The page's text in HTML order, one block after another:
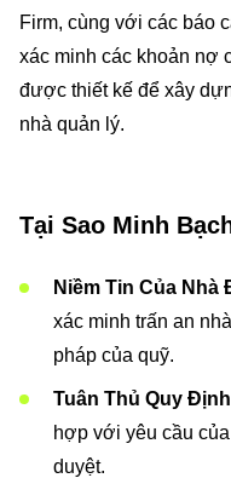
Firm, cùng với các báo
xác minh các khoản nợ
được thiết kế để xây
nhà quản lý.
Tại Sao Minh
Niềm Tin Của Nhà
xác minh trấn an
pháp của quỹ.
Tuân Thủ Quy
hợp với yêu cầu
duyệt.